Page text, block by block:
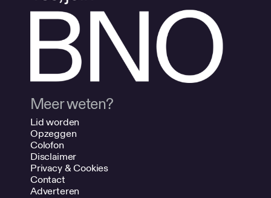
Meer weten?
Lid worden
Opzeggen
Colofon
Disclaimer
Privacy & Cookies
Contact
Adverteren